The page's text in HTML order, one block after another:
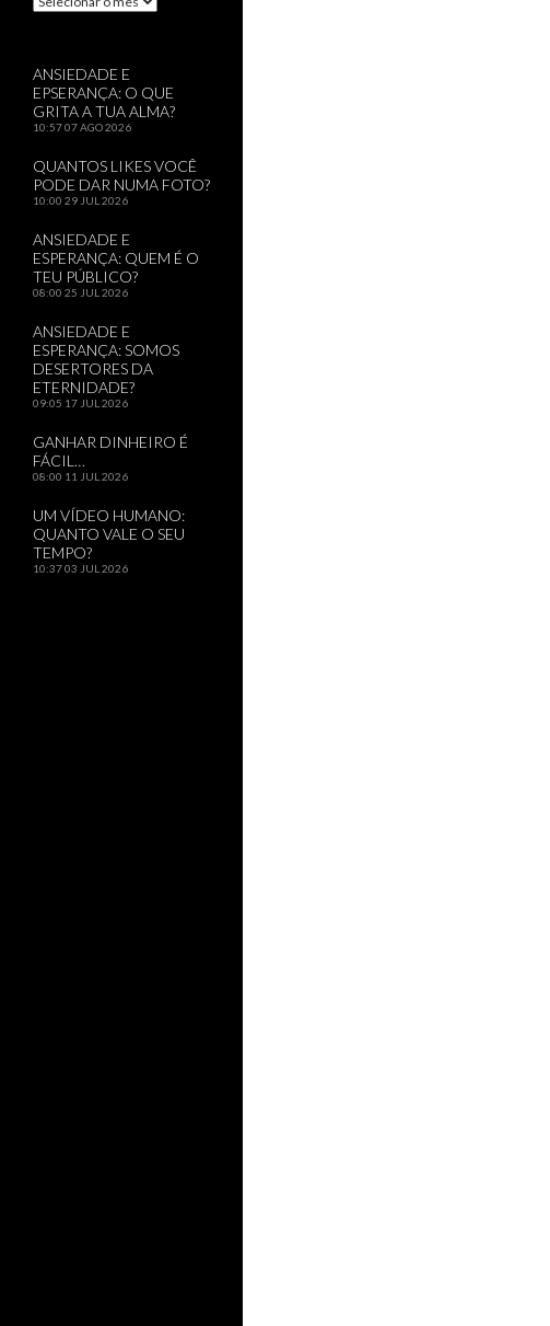
ANSIEDADE E
EPSERANÇA: O QUE
GRITA A TUA ALMA?
10:5707 AGO 2026
QUANTOS LIKES VOCÊ
PODE DAR NUMA FOTO?
10:00 29 JUL 2026
ANSIEDADE E
ESPERANÇA: QUEM É O
TEU PÚBLICO?
08:00 25 JUL 2026
ANSIEDADE E
ESPERANÇA: SOMOS
DESERTORES DA
ETERNIDADE?
09:05 17 JUL 2026
GANHAR DINHEIRO É
FÁCIL…
08:00 11 JUL 2026
UM VÍDEO HUMANO:
QUANTO VALE O SEU
TEMPO?
10:3703 JUL 2026